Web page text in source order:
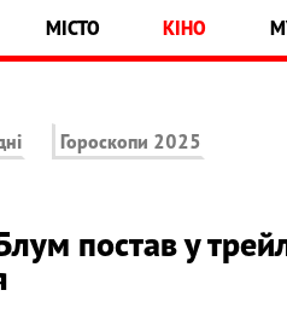
МІСТО КІНО
Гороскопи 2025
постав у